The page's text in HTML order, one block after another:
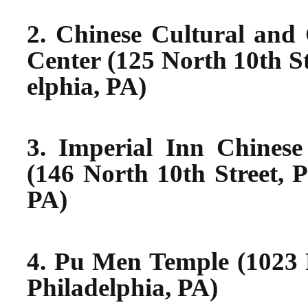
2. Chinese Cultural and
Center (125 North 10th
elphia, PA)
3. Imperial Inn
(146 North 10th Street,
PA)
4. PuMen Temple (1023
Philadelphia, PA)